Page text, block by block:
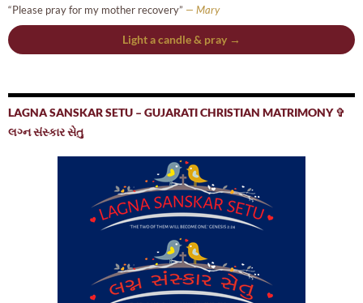
“Please pray for my mother recovery” — Mary
Light a candle & pray →
LAGNA SANSKAR SETU – GUJARATI CHRISTIAN MATRIMONY ✞
લગ્ન સંસ્કાર સેતુ